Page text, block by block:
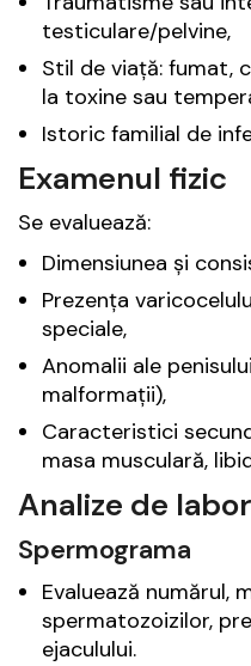
testiculare/pelvine,
Stil de viață: fumat,
la toxine sau
Istoric familial de
Examenul fizic
Se evaluează:
Dimensiunea și
Prezența
speciale,
Anomalii ale
malformații),
Caracteristici
masa musculară,
Analize de
Spermograma
Evaluează numărul,
spermatozoizilor,
ejaculului.